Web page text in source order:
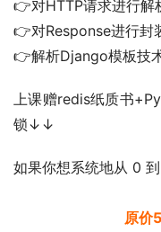
👉对HTTP请求进行解
👉对Response进行封
👉解析Django模板技
上课赠redis纸质书
锁↓↓
如果你想系统地从 0
原价